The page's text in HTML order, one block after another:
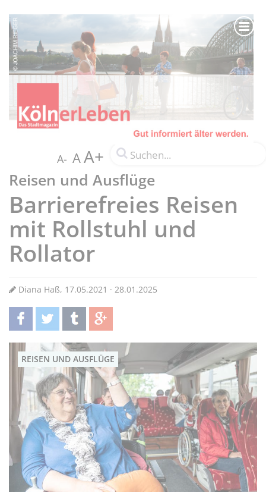
A- AA+
Reisen und Ausflüge
Barrierefreies Reisen
mit Rollstuhl und
Rollator
Diana Haß, 17.05.2021 · 28.01.2025
teilentwittern teilen teilen
REISEN UND AUSFLÜGE